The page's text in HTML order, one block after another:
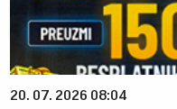
20. 07. 2026 08:04